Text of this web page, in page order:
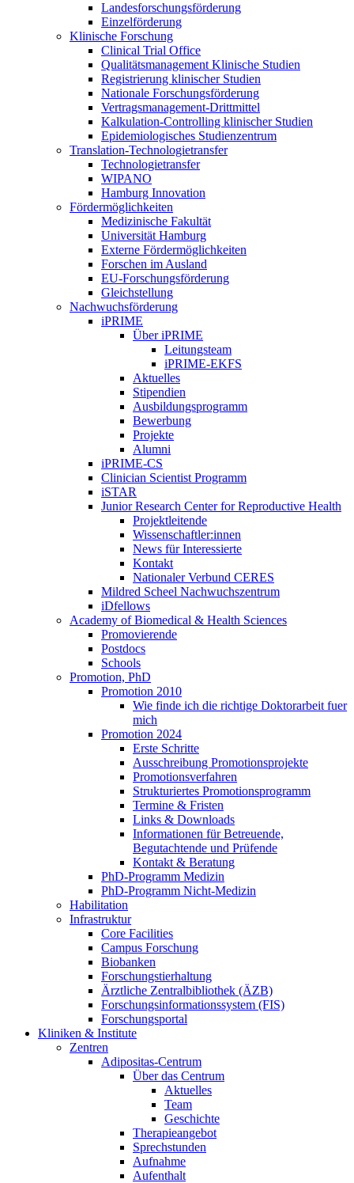
Landesforschungsförderung
Einzelförderung
Klinische Forschung
Clinical Trial Office
Qualitätsmanagement Klinische Studien
Registrierung klinischer Studien
Nationale Forschungsförderung
Vertragsmanagement-Drittmittel
Kalkulation-Controlling klinischer Studien
Epidemiologisches Studienzentrum
Translation-Technologietransfer
Technologietransfer
WIPANO
Hamburg Innovation
Fördermöglichkeiten
Medizinische Fakultät
Universität Hamburg
Externe Fördermöglichkeiten
Forschen im Ausland
EU-Forschungsförderung
Gleichstellung
Nachwuchsförderung
iPRIME
Über iPRIME
Leitungsteam
iPRIME-EKFS
Aktuelles
Stipendien
Ausbildungsprogramm
Bewerbung
Projekte
Alumni
iPRIME-CS
Clinician Scientist Programm
iSTAR
Junior Research Center for Reproductive Health
Projektleitende
Wissenschaftler:innen
News für Interessierte
Kontakt
Nationaler Verbund CERES
Mildred Scheel Nachwuchszentrum
iDfellows
Academy of Biomedical & Health Sciences
Promovierende
Postdocs
Schools
Promotion, PhD
Promotion 2010
Wie finde ich die richtige Doktorarbeit fuer
mich
Promotion 2024
Erste Schritte
Ausschreibung Promotionsprojekte
Promotionsverfahren
Strukturiertes Promotionsprogramm
Termine & Fristen
Links & Downloads
Informationen für Betreuende,
Begutachtende und Prüfende
Kontakt & Beratung
PhD-Programm Medizin
PhD-Programm Nicht-Medizin
Habilitation
Infrastruktur
Core Facilities
Campus Forschung
Biobanken
Forschungstierhaltung
Ärztliche Zentralbibliothek (ÄZB)
Forschungsinformationssystem (FIS)
Forschungsportal
Kliniken & Institute
Zentren
Adipositas-Centrum
Über das Centrum
Aktuelles
Team
Geschichte
Therapieangebot
Sprechstunden
Aufnahme
Aufenthalt